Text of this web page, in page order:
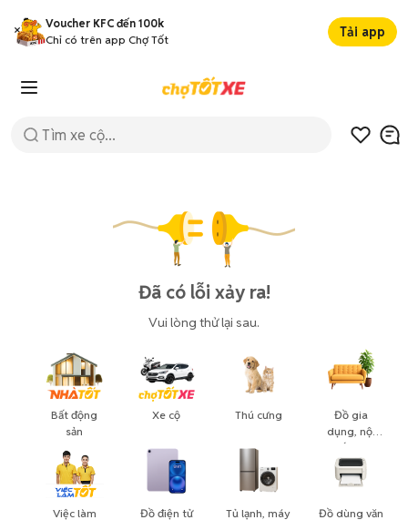
Voucher KFC đến 100k
Chỉ có trên app Chợ Tốt
Tải app
Đã có lỗi xảy ra!
Vui lòng thử lại sau.
Bất động
sản
Việc làm
Xe cộ
Đồ điện tử
Thú cưng
Tủ lạnh, máy
Đồ gia
dụng, nội
thất, cây
cảnh
Đồ dùng văn